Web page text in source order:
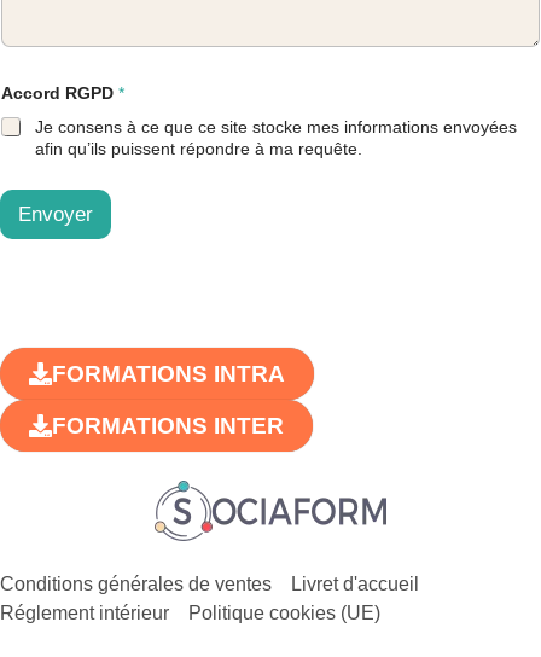
Accord RGPD *
Je consens à ce que ce site stocke mes informations envoyées
afin qu’ils puissent répondre à ma requête.
Envoyer
FORMATIONS INTRA
FORMATIONS INTER
Conditions générales de ventes
Livret d'accueil
Réglement intérieur
Politique cookies (UE)